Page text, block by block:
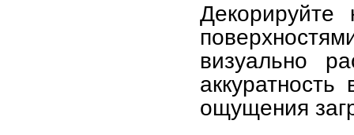
Декорируйте
визуально
ощущения